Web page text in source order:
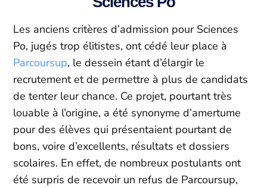
Les anciens critères d’admission pour Sciences
Po, jugés trop élitistes, ont cédé leur place à
Parcoursup, le dessein étant d’élargir le
recrutement et de permettre à plus de candidats
de tenter leur chance. Ce projet, pourtant très
louable à l’origine, a été synonyme d’amertume
pour des élèves qui présentaient pourtant de
bons, voire d’excellents, résultats et dossiers
scolaires. En effet, de nombreux postulants ont
été surpris de recevoir un refus de Parcoursup,